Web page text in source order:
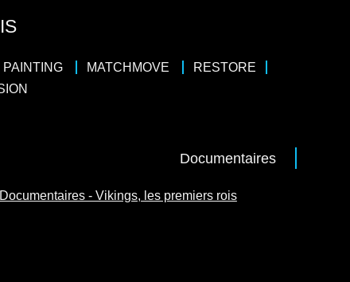
PAINTING MATCHMOVE
RESTORE
Documentaires